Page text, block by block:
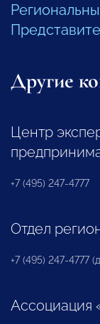
Другие
Центр
+7 (495) 247-4777
Отдел
+7 (495) 247-4777